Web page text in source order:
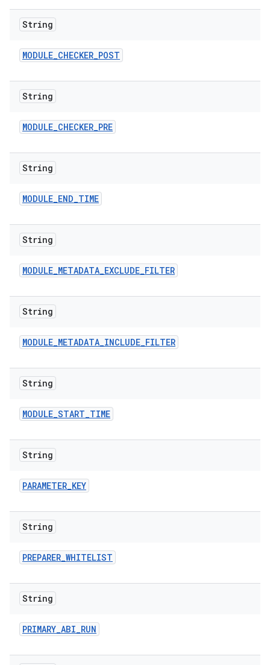
String
MODULE_CHECKER_POST
String
MODULE_CHECKER_PRE
String
MODULE_END_TIME
String
MODULE_METADATA_EXCLUDE_FILTER
String
MODULE_METADATA_INCLUDE_FILTER
String
MODULE_START_TIME
String
PARAMETER_KEY
String
PREPARER_WHITELIST
String
PRIMARY_ABI_RUN